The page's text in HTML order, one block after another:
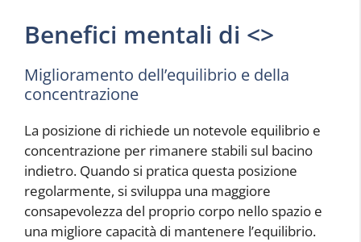
Benefici mentali di <>
Miglioramento dell’equilibrio e della
concentrazione
La posizione di richiede un notevole equilibrio e
concentrazione per rimanere stabili sul bacino
indietro. Quando si pratica questa posizione
regolarmente, si sviluppa una maggiore
consapevolezza del proprio corpo nello spazio e
una migliore capacità di mantenere l’equilibrio.